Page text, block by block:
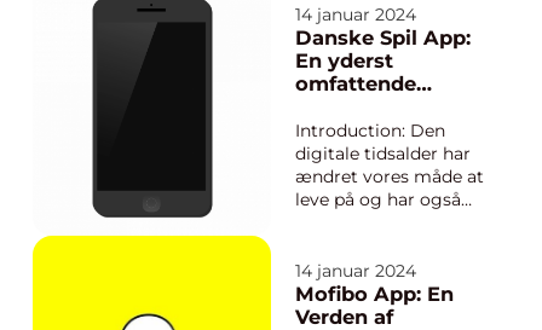
mobiltelefoner og
tablets har vundet
indpas i næsten alle
aspekter af vores
disciplin, der sigter
mod at skabe
innovative og b...
14 januar 2024
Danske Spil App:
En yderst
omfattende
spilverdenen
Introduction: Den
digitale tidsalder har
ændret vores måde at
leve på og har også
spilverdenen. Fra at
skulle besøge fysiske
butikker for at købe
14 januar 2024
Mofibo App: En
Verden af